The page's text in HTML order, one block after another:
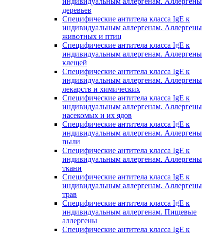
деревьев
Специфические антитела класса IgE к
индивидуальным аллергенам. Аллергены
животных и птиц
Специфические антитела класса IgE к
индивидуальным аллергенам. Аллергены
клещей
Специфические антитела класса IgE к
индивидуальным аллергенам. Аллергены
лекарств и химических
Специфические антитела класса IgE к
индивидуальным аллергенам. Аллергены
насекомых и их ядов
Специфические антитела класса IgE к
индивидуальным аллергенам. Аллергены
пыли
Специфические антитела класса IgE к
индивидуальным аллергенам. Аллергены
ткани
Специфические антитела класса IgE к
индивидуальным аллергенам. Аллергены
трав
Специфические антитела класса IgE к
индивидуальным аллергенам. Пищевые
аллергены
Специфические антитела класса IgE к